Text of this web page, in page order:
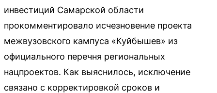
инвестиций Самарской области
прокомментировало исчезновение проекта
межвузовского кампуса «Куйбышев» из
официального перечня региональных
нацпроектов. Как выяснилось, исключение
связано с корректировкой сроков и